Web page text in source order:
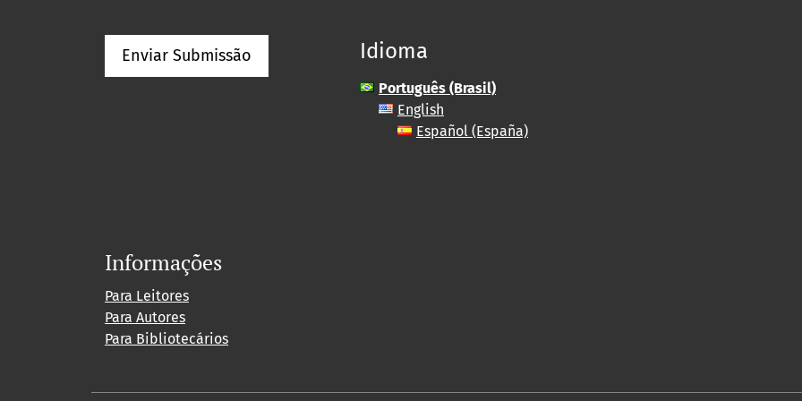
Enviar Submissão Idioma
Português (Brasil)
English
Español (España)
Informações
Para Leitores
Para Autores
Para Bibliotecários